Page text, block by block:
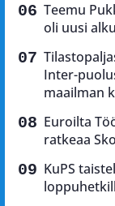
Teemu
oli uusi
Inter-
maailman
Euroilta
ratkeaa
KuPS